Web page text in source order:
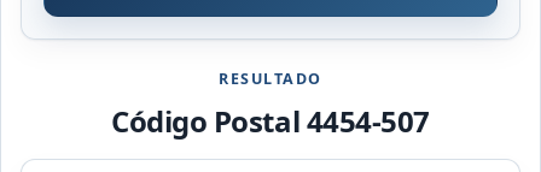
RESULTADO
Código Postal 4454-507